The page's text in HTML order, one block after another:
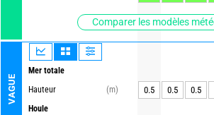
Comparer les modèles
VAGUE
Mer totale
Hauteur
(m)
Houle
0.5 0.5 0.5